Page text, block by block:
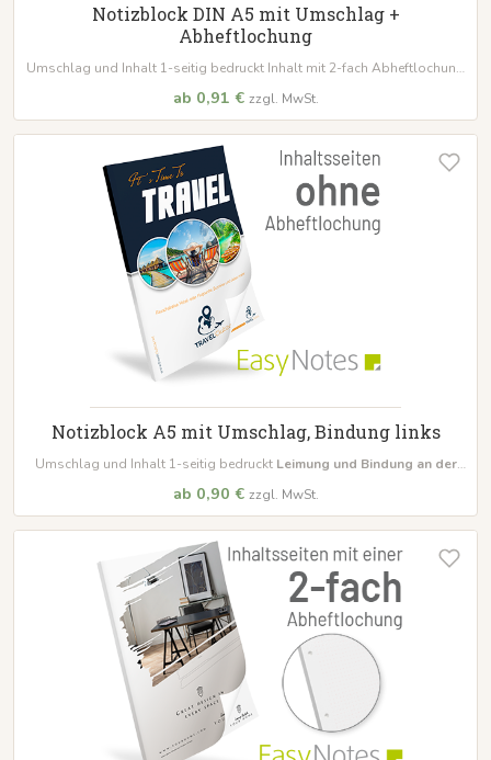
Notizblock DIN A5 mit Umschlag +
Abheftlochung
Umschlag und Inhalt 1-seitig bedruckt Inhalt mit 2-fach Abheftlochung
ab 0,91 € zzgl. MwSt.
Notizblock A5 mit Umschlag, Bindung links
Umschlag und Inhalt 1-seitig bedruckt Leimung und Bindung an der
ab 0,90 € zzgl. MwSt.